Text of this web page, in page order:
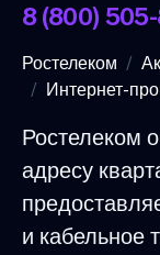
8 (800)
Ростелеком
Интернет-
Ростелеком
адресу
и кабельное